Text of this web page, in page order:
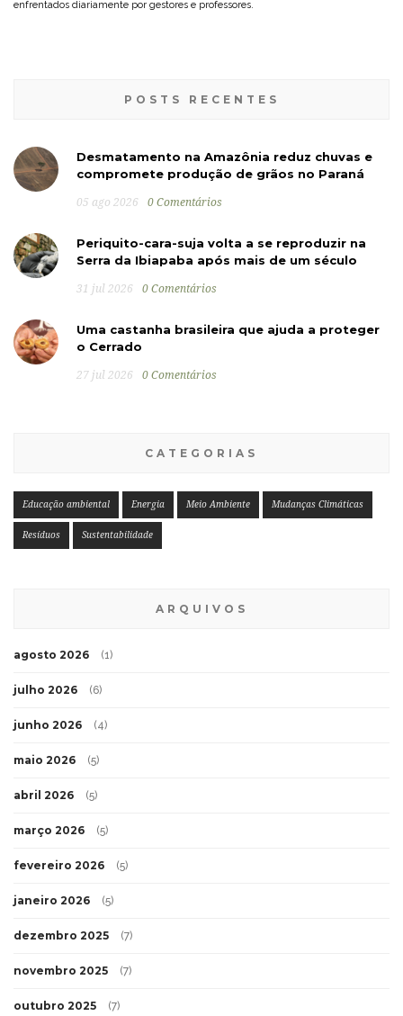
enfrentados diariamente por gestores e professores.
POSTS RECENTES
Desmatamento na Amazônia reduz chuvas e
compromete produção de grãos no Paraná
05 ago 2026 0 Comentários
Periquito-cara-suja volta a se reproduzir na
Serra da Ibiapaba após mais de um século
31 jul 2026 0 Comentários
Uma castanha brasileira que ajuda a proteger
o Cerrado
27 jul 2026 0 Comentários
CATEGORIAS
Educação ambiental Energia Meio Ambiente Mudanças Climáticas
Resíduos Sustentabilidade
ARQUIVOS
agosto 2026 (1)
julho 2026 (6)
junho 2026 (4)
maio 2026 (5)
abril 2026 (5)
março 2026 (5)
fevereiro 2026 (5)
janeiro 2026 (5)
dezembro 2025 (7)
novembro 2025 (7)
outubro 2025 (7)